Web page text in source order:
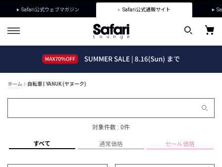
Safari公式ウェブマガジン Safari公式通販サイト
ホーム 自転車 | YANUK (ヤヌーク)
対象件数 : 0件
すべて 通常価格 セール価格